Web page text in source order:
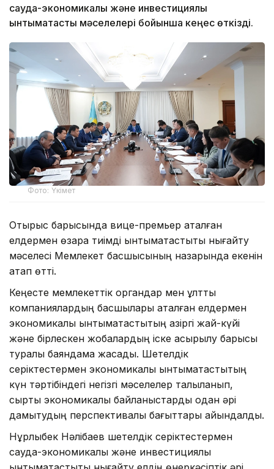
сауда-экономикалық және инвестициялық
ынтымақтастық мәселелері бойынша кеңес өткізді.
Фото: Үкімет
Отырыс барысында вице-премьер аталған
елдермен өзара тиімді ынтымақтастықты нығайту
мәселесі Мемлекет басшысының назарында екенін
атап өтті.
Кеңесте мемлекеттік органдар мен ұлттық
компаниялардың басшылары аталған елдермен
экономикалық ынтымақтастықтың қазіргі жай-күйі
және бірлескен жобалардың іске асырылу барысы
туралы баяндама жасады. Шетелдік
серіктестермен экономикалық ынтымақтастықтың
күн тәртібіндегі негізгі мәселелер талқыланып,
сыртқы экономикалық байланыстарды одан әрі
дамытудың перспективалы бағыттары айқындалды.
Нұрлыбек Нәлібаев шетелдік серіктестермен
сауда-экономикалық және инвестициялық